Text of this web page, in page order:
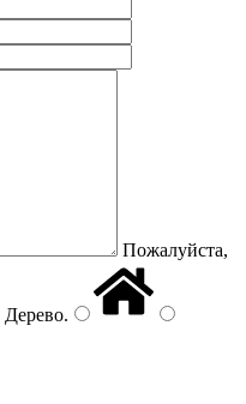
Пожалуйста,
Дерево.